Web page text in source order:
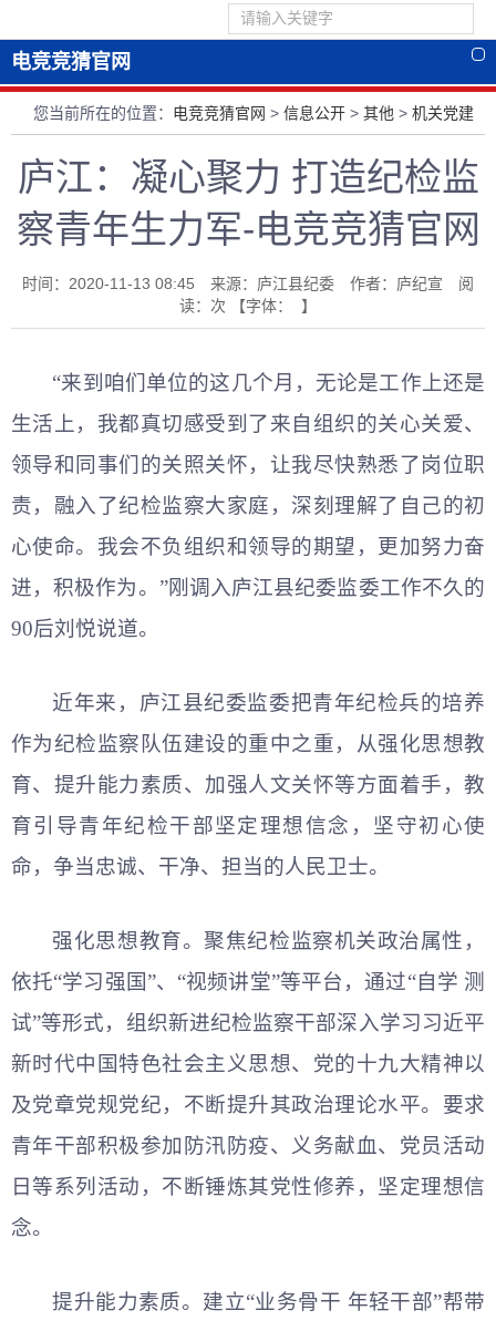
电竞竞猜官网
您当前所在的位置： 电竞竞猜官网 > 信息公开 > 其他 > 机关党建
庐江：凝心聚力 打造纪检监
察青年生力军-电竞竞猜官网
时间：2020-11-13 08:45 来源：庐江县纪委 作者：庐纪宣 阅
读： 次 【字体： 】
“来到咱们单位的这几个月，无论是工作上还是
生活上，我都真切感受到了来自组织的关心关爱、
领导和同事们的关照关怀，让我尽快熟悉了岗位职
责，融入了纪检监察大家庭，深刻理解了自己的初
心使命。我会不负组织和领导的期望，更加努力奋
进，积极作为。”刚调入庐江县纪委监委工作不久的
90后刘悦说道。
近年来，庐江县纪委监委把青年纪检兵的培养
作为纪检监察队伍建设的重中之重，从强化思想教
育、提升能力素质、加强人文关怀等方面着手，教
育引导青年纪检干部坚定理想信念，坚守初心使
命，争当忠诚、干净、担当的人民卫士。
强化思想教育。聚焦纪检监察机关政治属性，
依托“学习强国”、“视频讲堂”等平台，通过“自学 测
试”等形式，组织新进纪检监察干部深入学习习近平
新时代中国特色社会主义思想、党的十九大精神以
及党章党规党纪，不断提升其政治理论水平。要求
青年干部积极参加防汛防疫、义务献血、党员活动
日等系列活动，不断锤炼其党性修养，坚定理想信
念。
提升能力素质。建立“业务骨干 年轻干部”帮带